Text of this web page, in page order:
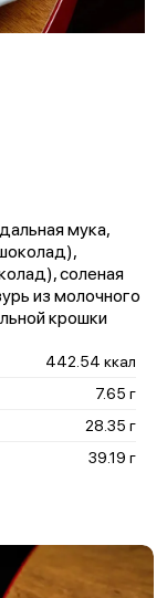
мука,
соленая
из молочного
крошки
442.54 ккал
7.65 г
28.35 г
39.19 г